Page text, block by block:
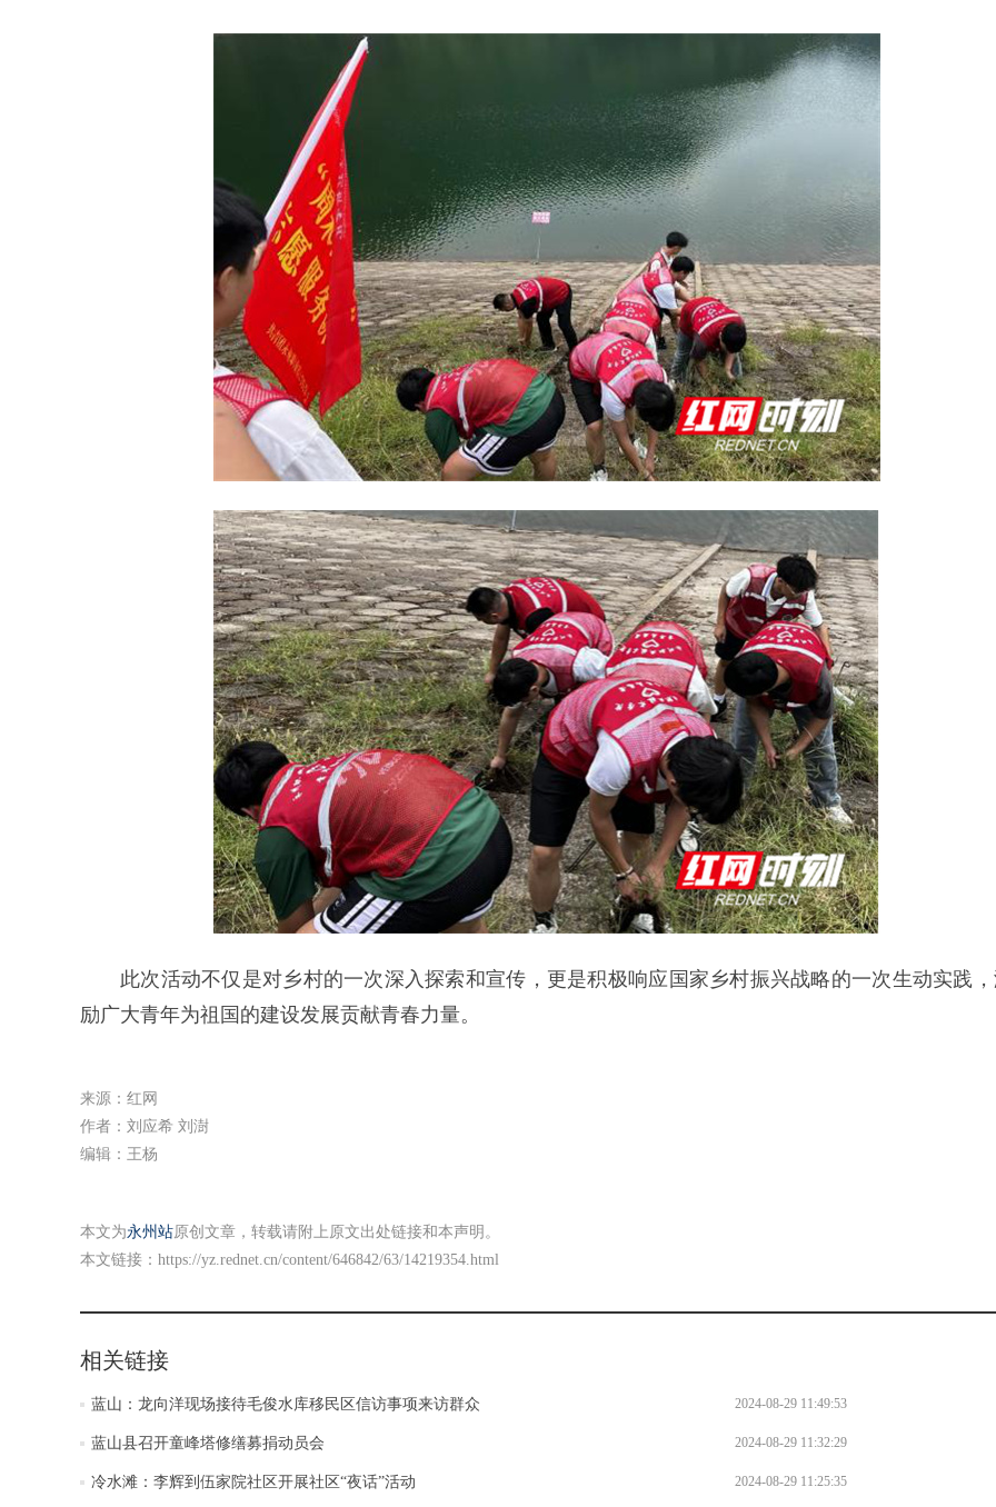
此次活动不仅是对乡村的一次深入探索和宣传，更是积极响应国家乡村振兴战略的一次生动实践
励广大青年为祖国的建设发展贡献青春力量。
来源：红网
作者：刘应希 刘澍
编辑：王杨
本文为永州站原创文章，转载请附上原文出处链接和本声明。
本文链接： https://yz.rednet.cn/content/646842/63/14219354.html
相关链接
蓝山：龙向洋现场接待毛俊水库移民区信访事项来访群众 2024-08-29 11:49:53
蓝山县召开童峰塔修缮募捐动员会 2024-08-29 11:32:29
冷水滩：李辉到伍家院社区开展社区“夜话”活动 2024-08-29 11:25:35